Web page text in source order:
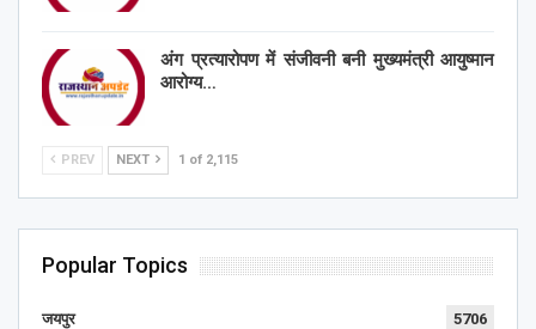
अंग प्रत्यारोपण में संजीवनी बनी मुख्यमंत्री आयुष्मान
आरोग्य…
PREV NEXT 1 of 2,115
Popular Topics
जयपुर 5706